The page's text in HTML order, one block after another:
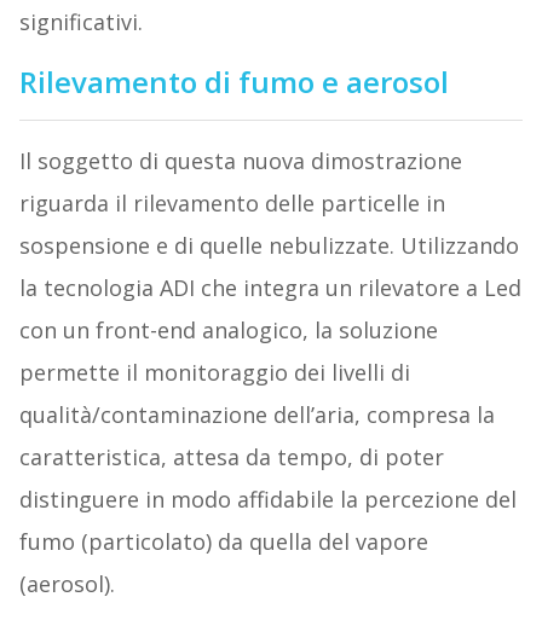
significativi.
Rilevamento di fumo e aerosol
Il soggetto di questa nuova dimostrazione
riguarda il rilevamento delle particelle in
sospensione e di quelle nebulizzate. Utilizzando
la tecnologia ADI che integra un rilevatore a Led
con un front-end analogico, la soluzione
permette il monitoraggio dei livelli di
qualità/contaminazione dell’aria, compresa la
caratteristica, attesa da tempo, di poter
distinguere in modo affidabile la percezione del
fumo (particolato) da quella del vapore
(aerosol).